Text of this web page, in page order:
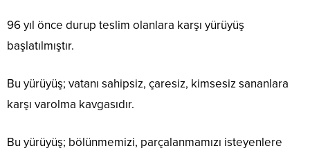
96 yıl önce durup teslim olanlara karşı yürüyüş
başlatılmıştır.
Bu yürüyüş; vatanı sahipsiz, çaresiz, kimsesiz sananlara
karşı varolma kavgasıdır.
Bu yürüyüş; bölünmemizi, parçalanmamızı isteyenlere